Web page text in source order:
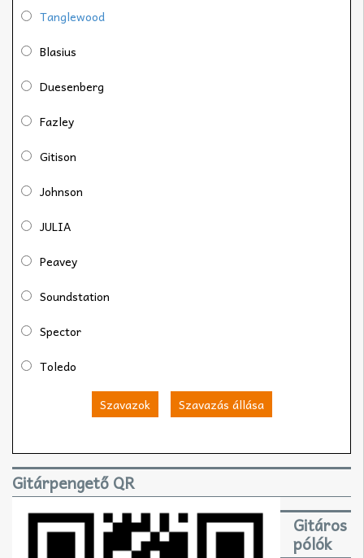
Tanglewood
Blasius
Duesenberg
Fazley
Gitison
Johnson
JULIA
Peavey
Soundstation
Spector
Toledo
Szavazok Szavazás állása
Gitárpengető QR
Gitáros
pólók